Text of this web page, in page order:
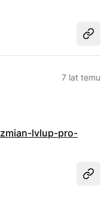
7 lat temu
lvlup-pro-